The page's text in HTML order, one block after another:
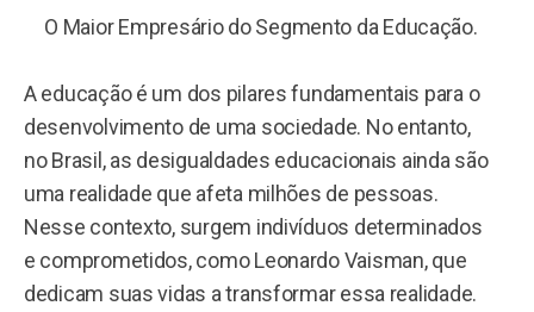
O Maior Empresário do Segmento da Educação.
A educação é um dos pilares fundamentais para o
desenvolvimento de uma sociedade. No entanto,
no Brasil, as desigualdades educacionais ainda são
uma realidade que afeta milhões de pessoas.
Nesse contexto, surgem indivíduos determinados
e comprometidos, como Leonardo Vaisman, que
dedicam suas vidas a transformar essa realidade.